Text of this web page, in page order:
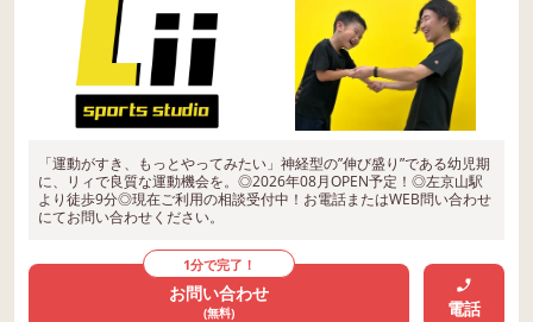
「運動がすき、もっとやってみたい」神経型の”伸び盛り”である幼児期
に、リィで良質な運動機会を。◎2026年08月OPEN予定！◎左京山駅
より徒歩9分◎現在ご利用の相談受付中！お電話またはWEB問い合わせ
にてお問い合わせください。
1分で完了！
お問い合わせ
(無料) 電話